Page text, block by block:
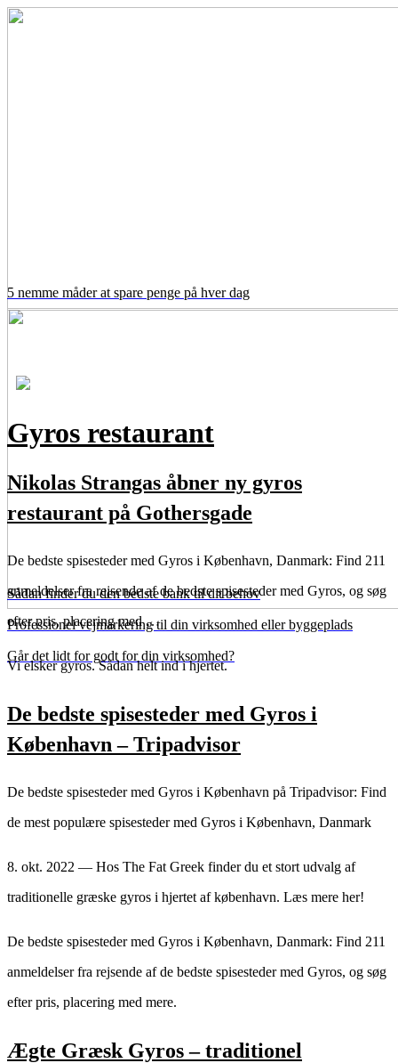
5 nemme måder at spare penge på hver dag
Sådan finder du den bedste bank til dit behov
Professionel vejmarkering til din virksomhed eller byggeplads
Går det lidt for godt for din virksomhed?
Gyros restaurant
Nikolas Strangas åbner ny gyros
restaurant på Gothersgade
De bedste spisesteder med Gyros i København, Danmark: Find 211
anmeldelser fra rejsende af de bedste spisesteder med Gyros, og søg
efter pris, placering med …
Vi elsker gyros. Sådan helt ind i hjertet.
De bedste spisesteder med Gyros i
København – Tripadvisor
De bedste spisesteder med Gyros i København på Tripadvisor: Find
de mest populære spisesteder med Gyros i København, Danmark
8. okt. 2022 — Hos The Fat Greek finder du et stort udvalg af
traditionelle græske gyros i hjertet af københavn. Læs mere her!
De bedste spisesteder med Gyros i København, Danmark: Find 211
anmeldelser fra rejsende af de bedste spisesteder med Gyros, og søg
efter pris, placering med mere.
Ægte Græsk Gyros – traditionel